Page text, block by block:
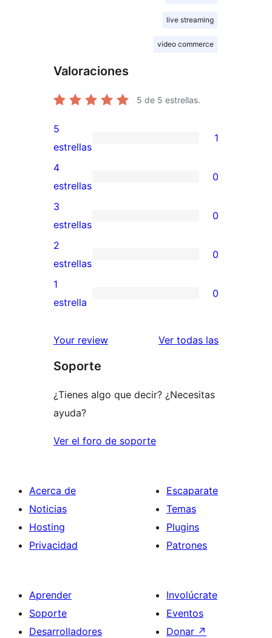
live streaming
video commerce
Valoraciones
5 de 5 estrellas.
1
valoración
de
5
estrellas
5
estrellas
1
0
valoraciones
de
4
estrellas
4
estrellas
0
0
valoraciones
de
3
estrellas
3
estrellas
0
0
valoraciones
de
estrellas
2
estrellas
0
0
de
estrellas
1
estrella
0
Your review Ver todas las
Soporte
¿Tienes algo que decir? ¿Necesitas
ayuda?
Ver el foro de soporte
Acerca de
Noticias
Hosting
Privacidad
Escaparate
Temas
Plugins
Patrones
Aprender
Soporte
Desarrolladores
Involúcrate
Eventos
Donar ↗